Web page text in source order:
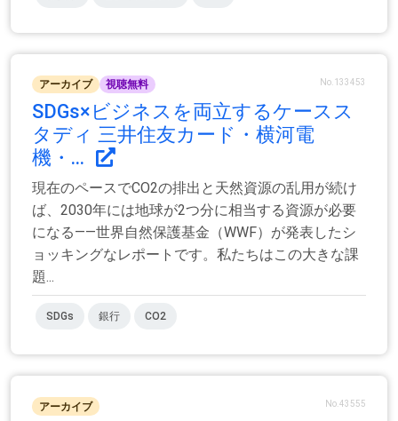
アーカイブ 視聴無料 No.133453
SDGs×ビジネスを両立するケースス
タディ 三井住友カード・横河電
機・...
現在のペースでCO2の排出と天然資源の乱用が続け
ば、2030年には地球が2つ分に相当する資源が必要
になる――世界自然保護基金（WWF）が発表したシ
ョッキングなレポートです。私たちはこの大きな課
題...
SDGs 銀行 CO2
アーカイブ No.43555